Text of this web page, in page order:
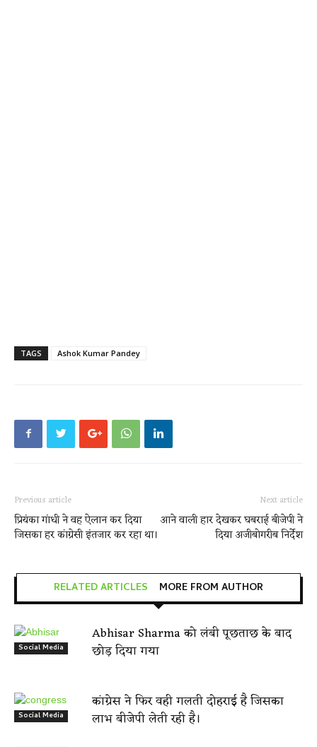
TAGS Ashok Kumar Pandey
Previous article
प्रियंका गांधी ने वह ऐलान कर दिया
जिसका हर कांग्रेसी इंतजार कर रहा था।
Next article
आने वाली हार देखकर घबराई बीजेपी ने
दिया अजीबोगरीब निर्देश
RELATED ARTICLES MORE FROM AUTHOR
Social Media
Abhisar Sharma को लंबी पूछताछ के बाद
छोड़ दिया गया
Social Media
कांग्रेस ने फिर वही गलती दोहराई है जिसका
लाभ बीजेपी लेती रही है।